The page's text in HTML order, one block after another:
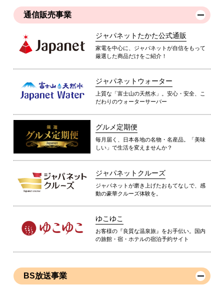
通信販売事業
ジャパネットたかた公式通販
家電を中心に、ジャパネットが自信をもって
厳選した商品だけをご紹介！
ジャパネットウォーター
上質な「富士山の天然水」。安心・安全、こ
だわりのウォーターサーバー
グルメ定期便
毎月届く、日本各地の名物・名産品。「美味
しい」で生活を変えませんか？
ジャパネットクルーズ
ジャパネットが磨き上げたおもてなしで、感
動の豪華クルーズ体験を。
ゆこゆこ
お客様の『良質な温泉旅』をお手伝い。国内
の旅館・宿・ホテルの宿泊予約サイト
BS放送事業